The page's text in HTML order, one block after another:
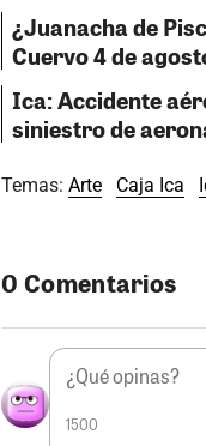
¿Juanacha de
Cuervo 4 de
Ica: Accidente
siniestro de
Temas: Arte Caja Ica
0 Comentarios
1500